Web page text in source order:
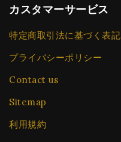
カスタマーサービス
特定商取引法に基づく表記
プライバシーポリシー
Contact us
Sitemap
利用規約